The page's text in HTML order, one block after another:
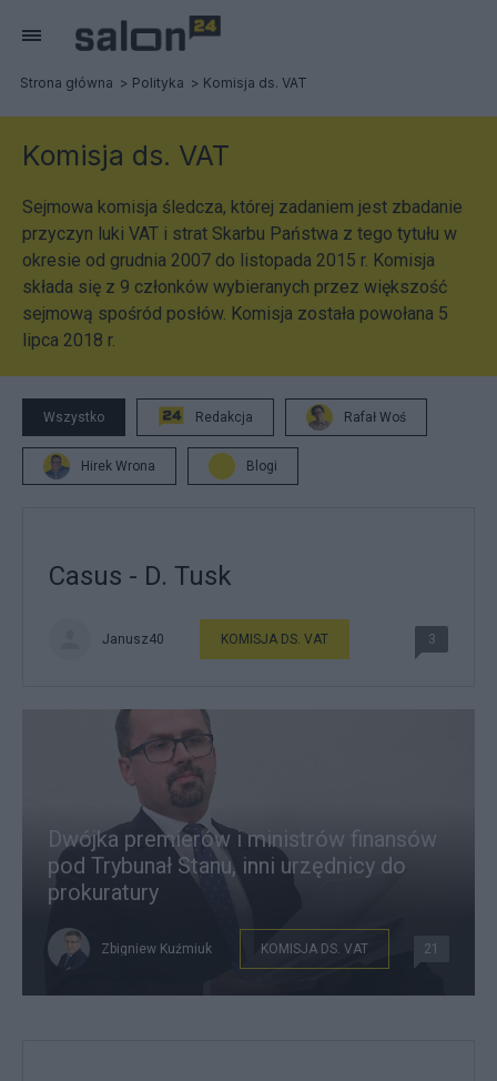
Strona główna Polityka Komisja ds. VAT
Komisja ds. VAT
Sejmowa komisja śledcza, której zadaniem jest zbadanie
przyczyn luki VAT i strat Skarbu Państwa z tego tytułu w
okresie od grudnia 2007 do listopada 2015 r. Komisja
składa się z 9 członków wybieranych przez większość
sejmową spośród posłów. Komisja została powołana 5
lipca 2018 r.
Wszystko Redakcja Rafał Woś
Hirek Wrona Blogi
Casus - D. Tusk
Janusz40 KOMISJA DS. VAT 3
Dwójka premierów i ministrów finansów
pod Trybunał Stanu, inni urzędnicy do
prokuratury
Zbigniew Kuźmiuk KOMISJA DS. VAT 21